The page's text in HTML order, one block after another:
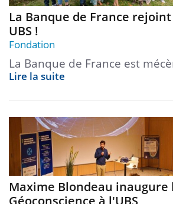
La Banque de France
UBS !
Fondation
La Banque de France est
Lire la suite
Maxime Blondeau
Géoconscience à l'UBS